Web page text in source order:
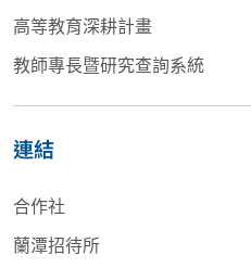
高等教育深耕計畫
教師專長暨研究查詢系統
連結
合作社
蘭潭招待所